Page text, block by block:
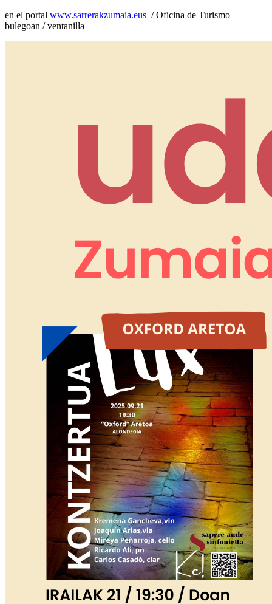
en el portal www.sarrerakzumaia.eus / Oficina de Turismo
bulegoan / ventanilla